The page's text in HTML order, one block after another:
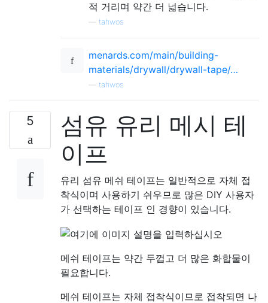
적 거리며 약간 더 넓습니다.
tahwos
menards.com/main/building-
materials/drywall/drywall-tape/…
tahwos
5
섬유 유리 메시 테
이프
유리 섬유 메쉬 테이프는 일반적으로 자체 접
착식이며 사용하기 쉬우므로 많은 DIY 사용자
가 선택하는 테이프 인 경향이 있습니다.
메쉬 테이프는 약간 두껍고 더 많은 화합물이
필요합니다.
메쉬 테이프는 자체 접착식이므로 접착되면 나